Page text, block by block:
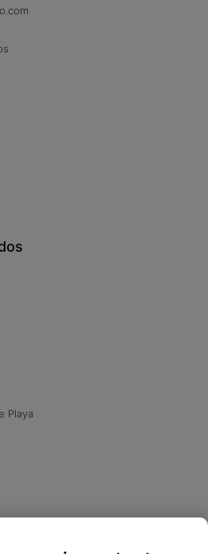
Playa